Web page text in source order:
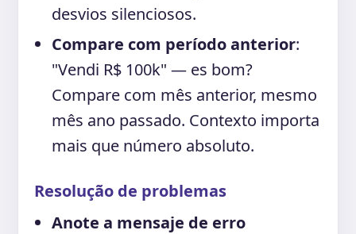
desvios silenciosos.
Compare com período anterior:
"Vendi R$ 100k" — es bom?
Compare com mês anterior, mesmo
mês ano passado. Contexto importa
mais que número absoluto.
Resolução de problemas
Anote a mensaje de erro